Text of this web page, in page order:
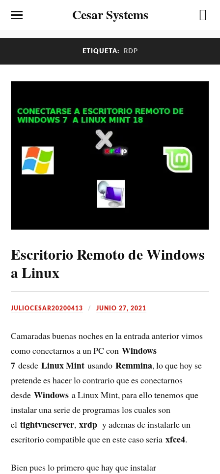
Cesar Systems
ETIQUETA: RDP
Escritorio Remoto de Windows
a Linux
JULIOCESAR20200413 JUNIO 27, 2021
Camaradas buenas noches en la entrada anterior vimos
como conectarnos a un PC conWindows
7 desdeLinux Mint usandoRemmina, lo que hoy se
pretende es hacer lo contrario que es conectarnos
desdeWindows a Linux Mint, para ello tenemos que
instalar una serie de programas los cuales son
eltightvncserver,xrdp y ademas de instalarle un
escritorio compatible que en este caso seriaxfce4.
Bien pues lo primero que hay que instalar